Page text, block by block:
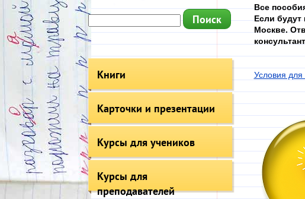
Книги
Карточки и презентации
Курсы для учеников
Курсы для
преподавателей
Все
Если будут
Москве.
Условия для